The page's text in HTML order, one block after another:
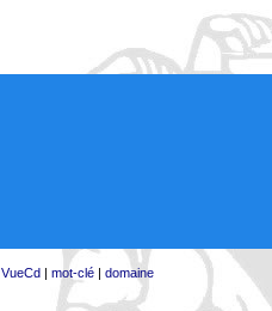
VueCd| mot-clé| domaine